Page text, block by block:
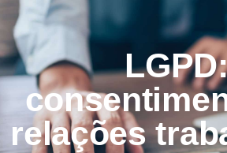
relações